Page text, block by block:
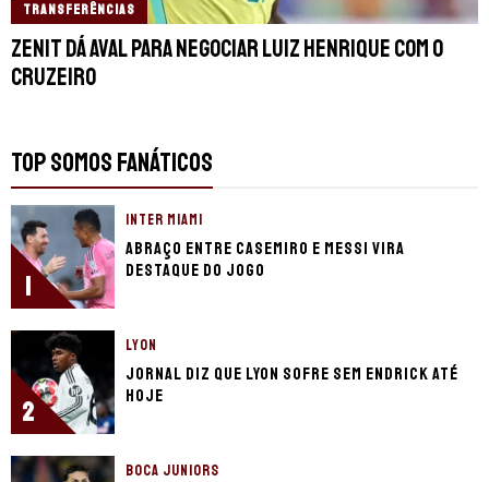
TRANSFERÊNCIAS
Zenit dá aval para negociar Luiz Henrique com o
Cruzeiro
TOP SOMOS FANÁTICOS
1
INTER MIAMI
Abraço entre Casemiro e Messi vira
destaque do jogo
2
LYON
Jornal diz que Lyon sofre sem Endrick até
hoje
BOCA JUNIORS